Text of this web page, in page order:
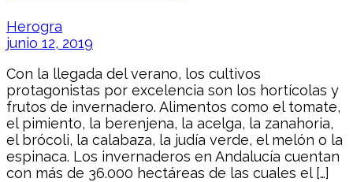
Herogra
junio 12, 2019
Con la llegada del verano, los cultivos
protagonistas por excelencia son los hortícolas y
frutos de invernadero. Alimentos como el tomate,
el pimiento, la berenjena, la acelga, la zanahoria,
el brócoli, la calabaza, la judía verde, el melón o la
espinaca. Los invernaderos en Andalucía cuentan
con más de 36.000 hectáreas de las cuales el […]